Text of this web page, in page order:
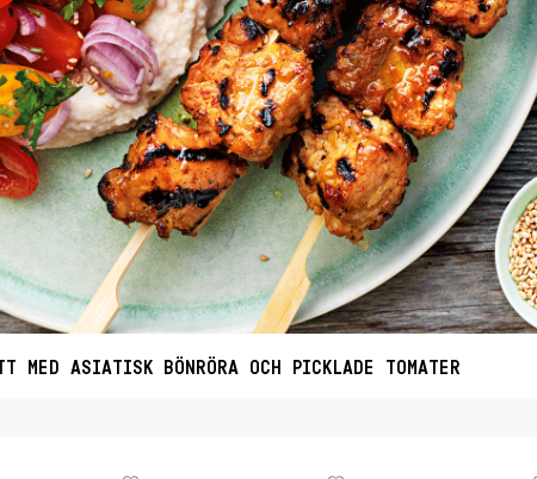
MED ASIATISK BÖNRÖRA OCH PICKLADE TOMATER